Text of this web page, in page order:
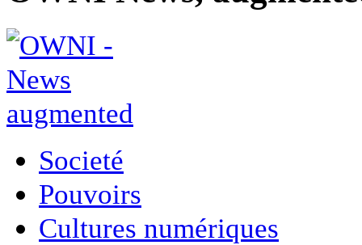
Societé
Pouvoirs
Cultures numériques